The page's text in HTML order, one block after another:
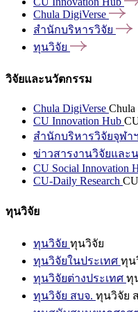
Chula DigiVerse
สำนักบริหารวิจัย
ทุนวิจัย
วิจัยและนวัตกรรม
Chula DigiVerse Chula
CU Innovation Hub
สำนักบริหารวิจัยจุฬา
ข่าวสารงานวิจัยและ
CU Social Innovation
CU-Daily Research
ทุนวิจัย
ทุนวิจัย ทุนวิจัย
ทุนวิจัยในประเทศ ทุน
ทุนวิจัยต่างประเทศ ทุ
ทุนวิจัย สบจ. ทุนวิจัย